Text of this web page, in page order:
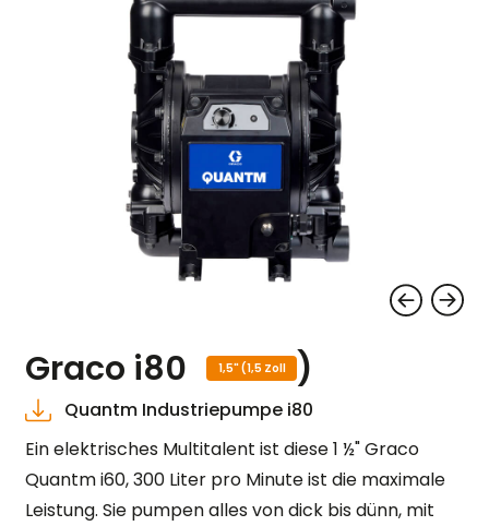
Graco i80 1,5" (1,5 Zoll )
Quantm Industriepumpe i80
Ein elektrisches Multitalent ist diese 1 ½" Graco
Quantm i60, 300 Liter pro Minute ist die maximale
Leistung. Sie pumpen alles von dick bis dünn, mit